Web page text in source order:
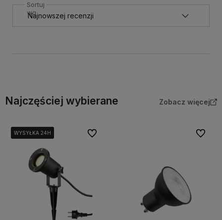
Sortuj
wg
Najczęściej wybierane Zobacz więcej
WYSYŁKA 24H
WYSYŁKA 24H
WYSYŁKA 24H Do ulubionych Do